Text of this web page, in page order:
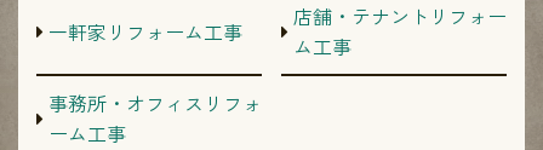
一軒家リフォーム工事
店舗・テナントリフォー
ム工事
事務所・オフィスリフォ
ーム工事